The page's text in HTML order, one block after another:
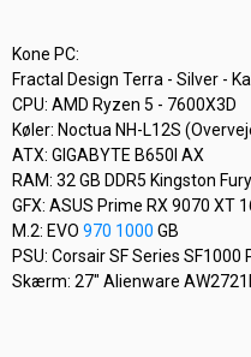
Kone PC:
Fractal Design Terra - Silver -
CPU: AMD Ryzen 5 - 7600X3D
Køler: Noctua NH-L12S
ATX: GIGABYTE B650I AX
RAM: 32 GB DDR5 Kingston
GFX: ASUS Prime RX 9070 XT
M.2: EVO 970 1000 GB
PSU: Corsair SF Series SF1000
Skærm: 27" Alienware